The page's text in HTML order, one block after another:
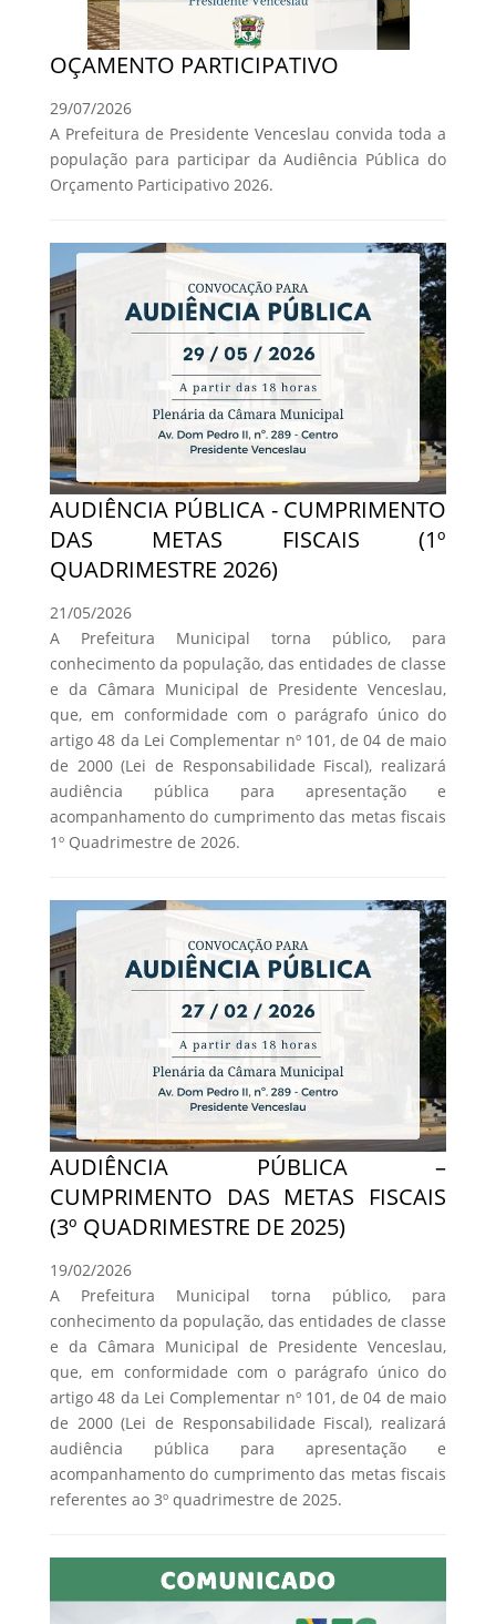
OÇAMENTO PARTICIPATIVO
29/07/2026
A Prefeitura de Presidente Venceslau convida toda a
população para participar da Audiência Pública do
Orçamento Participativo 2026.
AUDIÊNCIA PÚBLICA - CUMPRIMENTO
DAS METAS FISCAIS (1º
QUADRIMESTRE 2026)
21/05/2026
A Prefeitura Municipal torna público, para
conhecimento da população, das entidades de classe
e da Câmara Municipal de Presidente Venceslau,
que, em conformidade com o parágrafo único do
artigo 48 da Lei Complementar nº 101, de 04 de maio
de 2000 (Lei de Responsabilidade Fiscal), realizará
audiência pública para apresentação e
acompanhamento do cumprimento das metas fiscais
1º Quadrimestre de 2026.
AUDIÊNCIA PÚBLICA –
CUMPRIMENTO DAS METAS FISCAIS
(3º QUADRIMESTRE DE 2025)
19/02/2026
A Prefeitura Municipal torna público, para
conhecimento da população, das entidades de classe
e da Câmara Municipal de Presidente Venceslau,
que, em conformidade com o parágrafo único do
artigo 48 da Lei Complementar nº 101, de 04 de maio
de 2000 (Lei de Responsabilidade Fiscal), realizará
audiência pública para apresentação e
acompanhamento do cumprimento das metas fiscais
referentes ao 3º quadrimestre de 2025.